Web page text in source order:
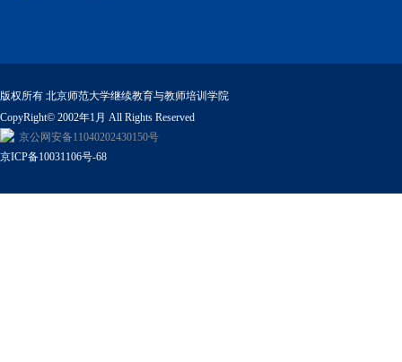
版权所有 北京师范大学继续教育与教师培训学院
CopyRight© 2002年1月 All Rights Reserved
京公网安备11040202430150号
京ICP备10031106号-68